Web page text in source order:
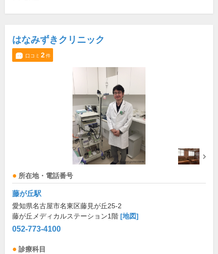
はなみずきクリニック
口コミ 2件
所在地・電話番号
藤が丘駅
愛知県名古屋市名東区藤見が丘25-2
藤が丘メディカルステーション1階 [地図]
052-773-4100
診療科目